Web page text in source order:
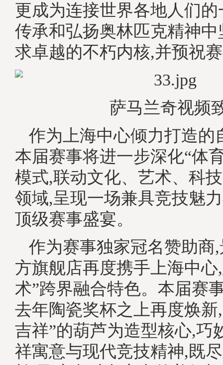
更成为连接世界各地人们
传承和弘扬奥林匹克精神
求卓越的不朽内核,并预祝
萨马兰奇视频
作为上海中心倾力打造的
本届赛事将进一步深化“体
模式,联动文化、艺术、科
领域,呈现一场兼具竞技魅
顶级赛事盛宴。
作为赛事独家冠名赞助商
方旗舰店再度携手上海中心
术”跨界融合特色。本届赛
去年陶瓷奖杯之上再度焕新
吉祥”的葫芦为造型核心,巧
祥寓意与现代竞技精神,既